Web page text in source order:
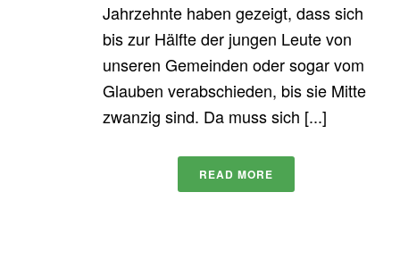
Jahrzehnte haben gezeigt, dass sich
bis zur Hälfte der jungen Leute von
unseren Gemeinden oder sogar vom
Glauben verabschieden, bis sie Mitte
zwanzig sind. Da muss sich [...]
READ MORE